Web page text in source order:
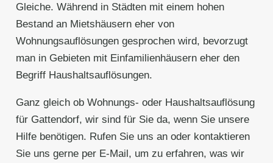
Gleiche. Während in Städten mit einem hohen
Bestand an Mietshäusern eher von
Wohnungsauflösungen gesprochen wird, bevorzugt
man in Gebieten mit Einfamilienhäusern eher den
Begriff Haushaltsauflösungen.
Ganz gleich ob Wohnungs- oder Haushaltsauflösung
für Gattendorf, wir sind für Sie da, wenn Sie unsere
Hilfe benötigen. Rufen Sie uns an oder kontaktieren
Sie uns gerne per E-Mail, um zu erfahren, was wir